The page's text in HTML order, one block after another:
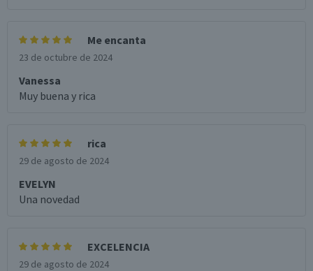
Me encanta
23 de octubre de 2024
Vanessa
Muy buena y rica
rica
29 de agosto de 2024
EVELYN
Una novedad
EXCELENCIA
29 de agosto de 2024